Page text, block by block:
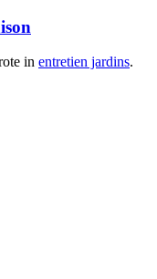
in entretien jardins.